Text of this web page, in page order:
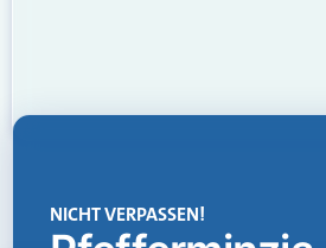
NICHT VERPASSEN!